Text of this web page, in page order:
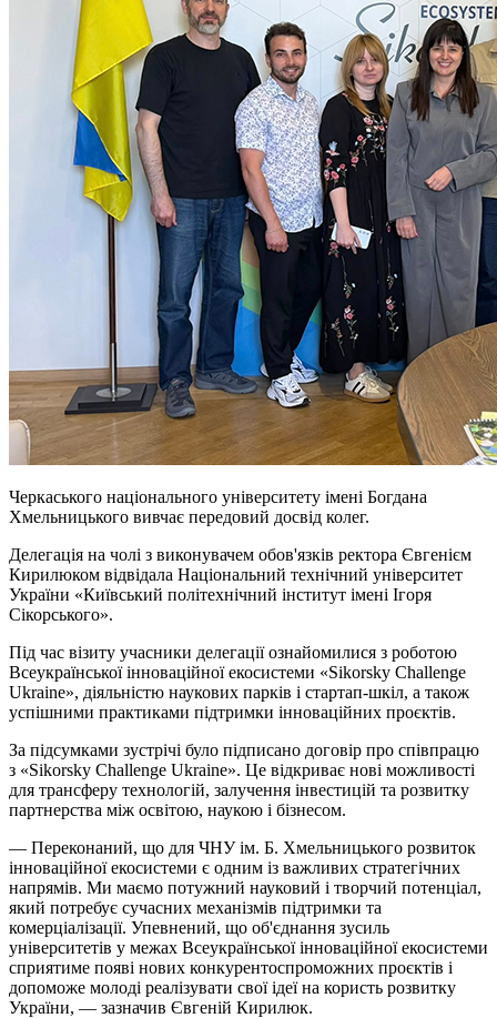
Черкаського національного університету імені Богдана
Хмельницького вивчає передовий досвід колег.
Делегація на чолі з виконувачем обов'язків ректора Євгенієм
Кирилюком відвідала Національний технічний університет
України «Київський політехнічний інститут імені Ігоря
Сікорського».
Під час візиту учасники делегації ознайомилися з роботою
Всеукраїнської інноваційної екосистеми «Sikorsky Challenge
Ukraine», діяльністю наукових парків і стартап-шкіл, а також
успішними практиками підтримки інноваційних проєктів.
За підсумками зустрічі було підписано договір про співпрацю
з «Sikorsky Challenge Ukraine». Це відкриває нові можливості
для трансферу технологій, залучення інвестицій та розвитку
партнерства між освітою, наукою і бізнесом.
— Переконаний, що для ЧНУ ім. Б. Хмельницького розвиток
інноваційної екосистеми є одним із важливих стратегічних
напрямів. Ми маємо потужний науковий і творчий потенціал,
який потребує сучасних механізмів підтримки та
комерціалізації. Упевнений, що об'єднання зусиль
університетів у межах Всеукраїнської інноваційної екосистеми
сприятиме появі нових конкурентоспроможних проєктів і
допоможе молоді реалізувати свої ідеї на користь розвитку
України, — зазначив Євгеній Кирилюк.